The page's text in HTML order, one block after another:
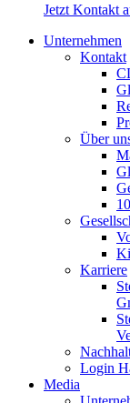
Jetzt Kontakt
Unternehmen
Kontakt
Über
Karriere
Login
Media